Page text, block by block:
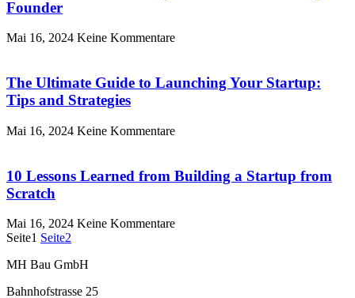
Founder
Mai 16, 2024 Keine Kommentare
The Ultimate Guide to Launching Your Startup:
Tips and Strategies
Mai 16, 2024 Keine Kommentare
10 Lessons Learned from Building a Startup from
Scratch
Mai 16, 2024 Keine Kommentare
Seite1 Seite2
MH Bau GmbH
Bahnhofstrasse 25